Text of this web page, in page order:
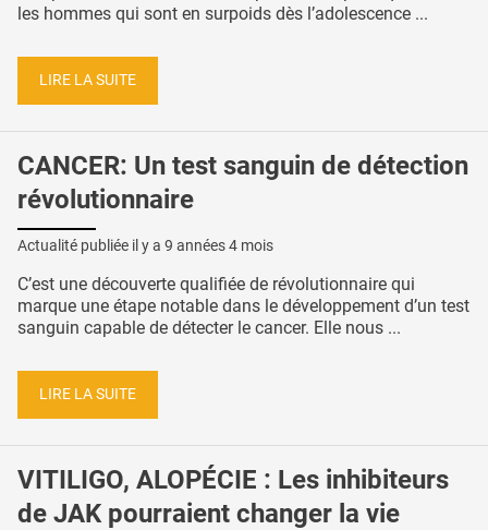
les hommes qui sont en surpoids dès l’adolescence ...
LIRE LA SUITE
CANCER: Un test sanguin de détection
révolutionnaire
Actualité publiée il y a 9 années 4 mois
C’est une découverte qualifiée de révolutionnaire qui
marque une étape notable dans le développement d’un test
sanguin capable de détecter le cancer. Elle nous ...
LIRE LA SUITE
VITILIGO, ALOPÉCIE : Les inhibiteurs
de JAK pourraient changer la vie